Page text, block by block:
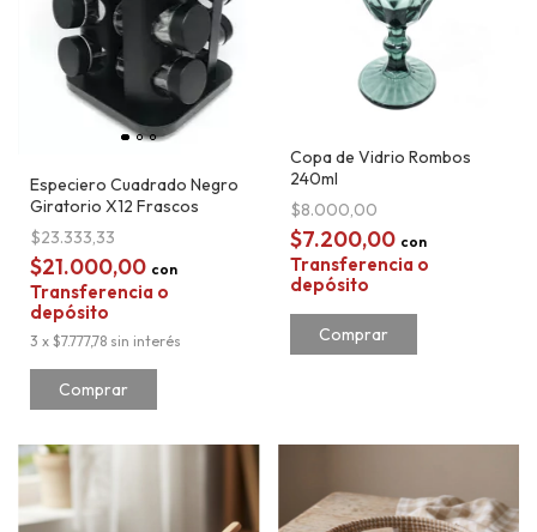
Especiero Cuadrado Negro
Giratorio X12 Frascos
$23.333,33
$21.000,00 con
Transferencia o
depósito
3 x $7.777,78 sin interés
Copa de Vidrio Rombos
240ml
$8.000,00
$7.200,00 con
Transferencia o
depósito